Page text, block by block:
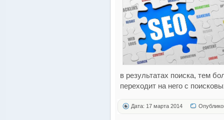
в результатах поиска, тем
переходит на него с
Дата: 17 марта 2014